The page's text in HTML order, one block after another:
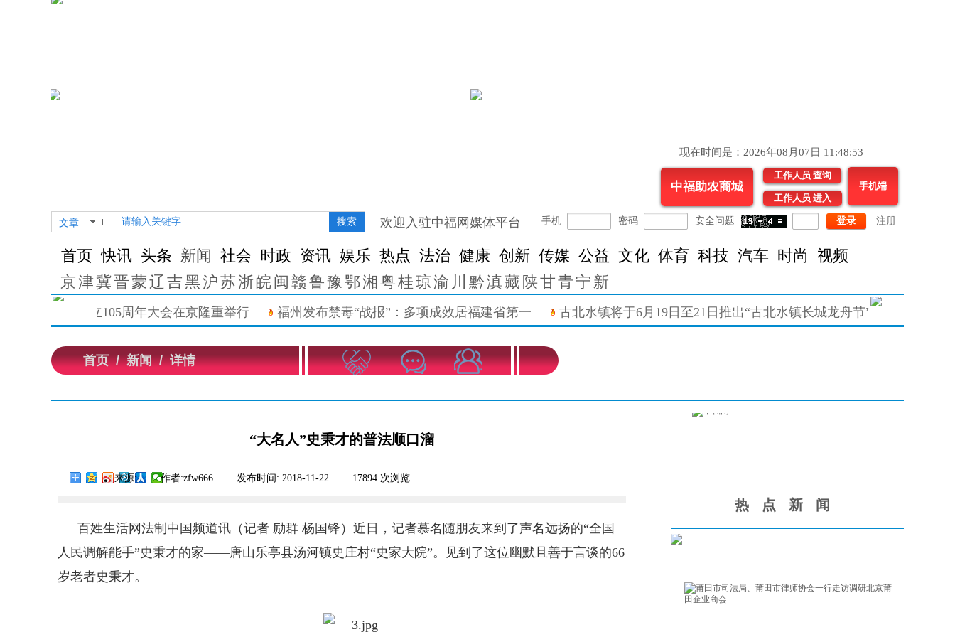
现在时间是：2026年08月07日 11:48:53
手机端
工作人员 查询
中福助农商城
工作人员 进入
文章 搜索 手机 密码 安全问题 登录 注册
欢迎入驻中福网媒体平台
首页 快讯 头条 新闻 社会 时政 资讯 娱乐 热点 法治 健康 创新 传媒 公益 文化 体育 科技 汽车 时尚 视频
京津冀晋蒙辽 吉黑沪苏浙皖 闽 赣鲁豫鄂湘粤桂琼渝 川 黔滇藏 陕甘青宁 新
国共产党成立105周年大会在京隆重举行 福州发布禁毒“战报”：多项成效居福建省第一 古北水镇将于6月19日至21日推出“古北水镇长城龙舟节”主题活动
首页 / 新闻/详情
“大名人”史秉才的普法顺口溜
来源: 作者:zfw666 发布时间: 2018-11-22 17894 次浏览
百姓生活网法制中国频道讯（记者 励群 杨国锋）近日，记者慕名随朋友来到了声名远扬的“全国
人民调解能手”史秉才的家——唐山乐亭县汤河镇史庄村“史家大院”。见到了这位幽默且善于言谈的66
岁老者史秉才。
热 点 新 闻